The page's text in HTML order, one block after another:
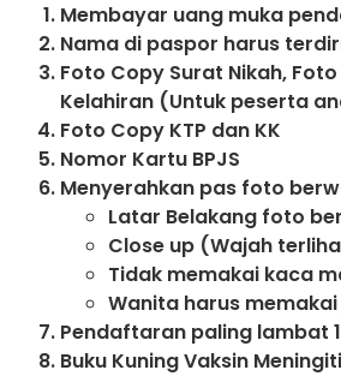
Membayar uang muka
Nama di paspor harus
Foto Copy Surat Nikah,
Kelahiran (Untuk peserta
Foto Copy KTP dan KK
Nomor Kartu BPJS
Menyerahkan pas foto
Latar Belakang foto
Close up (Wajah
Tidak memakai kaca
Wanita harus
Pendaftaran paling lambat
Buku Kuning Vaksin